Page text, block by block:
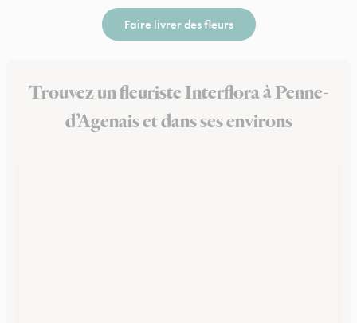
Faire livrer des fleurs
Trouvez un fleuriste Interflora à Penne-
d’Agenais et dans ses environs